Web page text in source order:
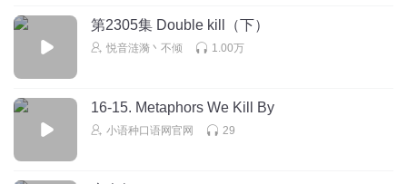
第2305集 Double kill（下）
悦音涟漪丶不倾 1.00万
16-15. Metaphors We Kill By
小语种口语网官网 29